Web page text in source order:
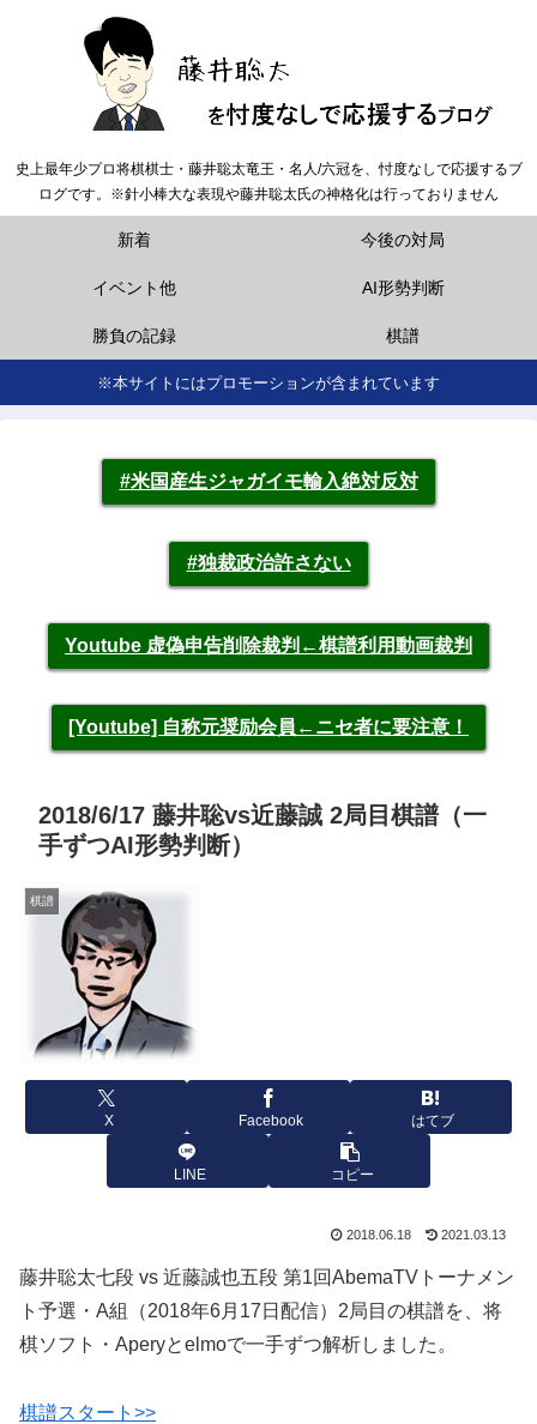
史上最年少プロ将棋棋士・藤井聡太竜王・名人/六冠を、忖度なしで応援するブ
ログです。※針小棒大な表現や藤井聡太氏の神格化は行っておりません
新着 今後の対局
イベント他 AI形勢判断
勝負の記録 棋譜
※本サイトにはプロモーションが含まれています
#米国産生ジャガイモ輸入絶対反対
#独裁政治許さない
Youtube 虚偽申告削除裁判←棋譜利用動画裁判
[Youtube] 自称元奨励会員←ニセ者に要注意！
2018/6/17 藤井聡vs近藤誠 2局目棋譜（一
手ずつAI形勢判断）
棋譜
X Facebook はてブ
LINE コピー
2018.06.18 2021.03.13
藤井聡太七段 vs 近藤誠也五段 第1回AbemaTVトーナメン
ト予選・A組（2018年6月17日配信）2局目の棋譜を、将
棋ソフト・Aperyとelmoで一手ずつ解析しました。
棋譜スタート>>